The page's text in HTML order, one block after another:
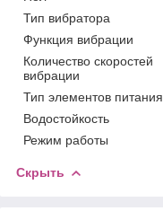
Тип вибратора
Функция вибрации
Количество скоростей
вибрации
Тип элементов питания
Водостойкость
Режим работы
Скрыть